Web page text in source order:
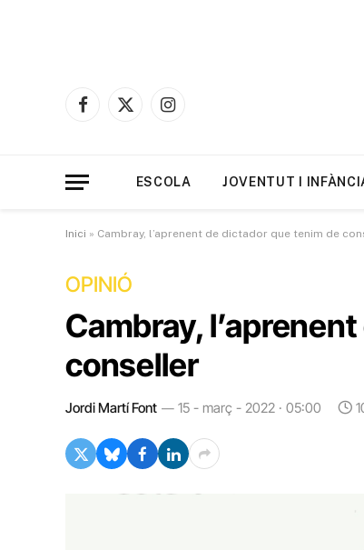
Facebook
X
Instagram
ESCOLA JOVENTUT I
Inici » Cambray, l’aprenent de dictador que tenim de
OPINIÓ
Cambray,
conseller
Jordi Martí Font 15 - març - 2022 · 05:00